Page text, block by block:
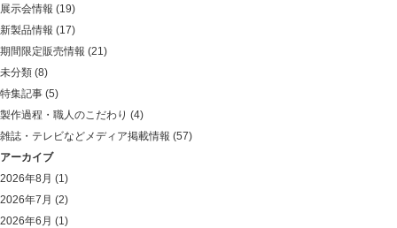
展示会情報 (19)
新製品情報 (17)
期間限定販売情報 (21)
未分類 (8)
特集記事 (5)
製作過程・職人のこだわり (4)
雑誌・テレビなどメディア掲載情報 (57)
アーカイブ
2026年8月 (1)
2026年7月 (2)
2026年6月 (1)